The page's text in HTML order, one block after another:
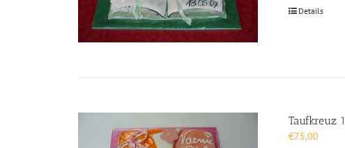
Details
Taufkreuz 1
€75,00